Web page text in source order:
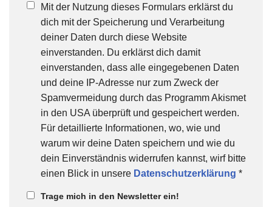
Mit der Nutzung dieses Formulars erklärst du
dich mit der Speicherung und Verarbeitung
deiner Daten durch diese Website
einverstanden. Du erklärst dich damit
einverstanden, dass alle eingegebenen Daten
und deine IP-Adresse nur zum Zweck der
Spamvermeidung durch das Programm Akismet
in den USA überprüft und gespeichert werden.
Für detaillierte Informationen, wo, wie und
warum wir deine Daten speichern und wie du
dein Einverständnis widerrufen kannst, wirf bitte
einen Blick in unsere Datenschutzerklärung *
Trage mich in den Newsletter ein!